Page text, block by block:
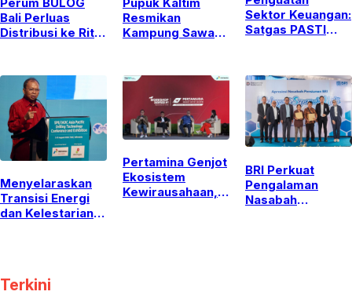
Bali Perluas
Distribusi ke Ritel
Pasokan dan
Harga Beras
Resmikan
Kampung Sawah
Agrowisata dan
Ketahanan
Pangan di Gowa
Sektor Keuangan:
Satgas PASTI
dan Kejahatan
Finansial Lintas
Yurisdiksi
Menyelaraskan
Transisi Energi
dan Kelestarian
Pertamina Genjot
Ekosistem
Kewirausahaan,
BRI Perkuat
Pengalaman
Nasabah
Terkini